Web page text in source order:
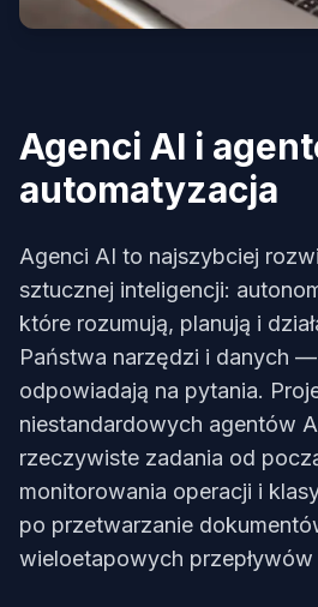
Agenci AI i
automatyzacja
Agenci AI to najszybciej
sztucznej inteligencji:
które rozumują, planują i
Państwa narzędzi i danych
odpowiadają na pytania.
niestandardowych agentów
rzeczywiste zadania od
monitorowania operacji i
po przetwarzanie
wieloetapowych przepływów